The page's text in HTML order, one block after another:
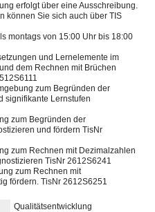
erfolgt über eine Ausschreibung.
können Sie sich auch über TIS
montags von 15:00 Uhr bis 18:00
und Lernelemente im
dem Rechnen mit Brüchen
zum Begründen der
signifikante Lernstufen
zum Begründen der
und fördern TisNr
zum Rechnen mit Dezimalzahlen
TisNr 2612S6241
zum Rechnen mit
fördern. TisNr 2612S6251
Qualitätsentwicklung